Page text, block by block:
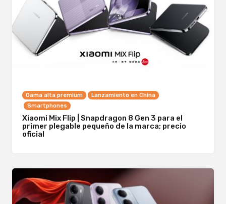
Gama alta premium
Lanzamiento en China
Smartphones
Xiaomi Mix Flip | Snapdragon 8 Gen 3 para el
primer plegable pequeño de la marca; precio
oficial